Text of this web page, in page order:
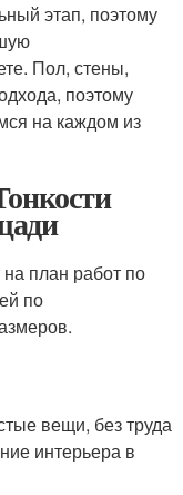
этап, поэтому
Пол, стены,
поэтому
на каждом из
план работ по
по
вещи, без труда
интерьера в